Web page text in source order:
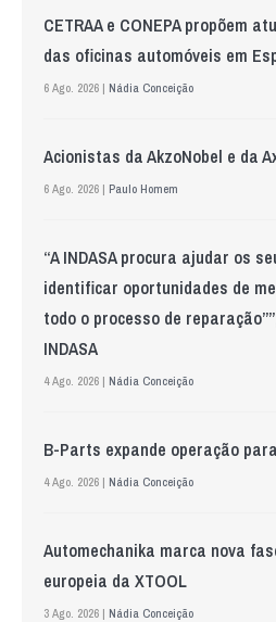
CETRAA e CONEPA propõem
das oficinas automóveis em
6 Ago. 2026 | Nádia Conceição
Acionistas da AkzoNobel e da
6 Ago. 2026 | Paulo Homem
“A INDASA procura ajudar os
identificar oportunidades de
todo o processo de
INDASA
4 Ago. 2026 | Nádia Conceição
B-Parts expande operação
4 Ago. 2026 | Nádia Conceição
Automechanika marca nova
europeia da XTOOL
3 Ago. 2026 | Nádia Conceição